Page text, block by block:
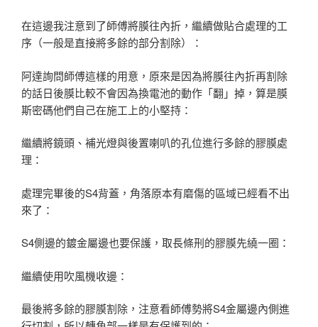
在這邊我注意到了師傅將膜往內折，繼續做貼合處理的工
序（一般是直接將多餘的部分割除）：
阿達詢問師傅這樣的用意，原來是因為將膜往內折再割除
的話日後膜比較不會因為換電池的動作「翻」掉，算是膜
斯密碼他們自己在施工上的小堅持：
繼續將鏡頭、補光燈與後置喇叭的孔位進行多餘的膠膜處
理：
處理完畢後的S4背蓋，角落原本有磨傷的區域已經看不出
來了：
S4側邊的鍍金屬邊也要保護，取長條刑的膠膜先繞一圈：
繼續使用吹風機收邊：
最後將多餘的膠膜割除，注意看師傅勢將S4金屬邊內側進